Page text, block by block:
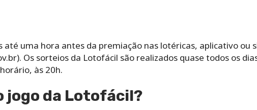
até uma hora antes da premiação nas lotéricas, aplicativo ou
Os‌ ‌sorteios‌ ‌da‌ ‌Lotofácil‌ ‌são‌ ‌realizados‌ ‌quase‌ ‌todos‌ ‌os‌
‌às‌ ‌20h.‌
‌jogo da Lotofácil?‌